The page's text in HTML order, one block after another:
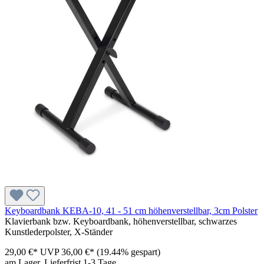
Keyboardbank KEBA-10, 41 - 51 cm höhenverstellbar, 3cm Polster
Klavierbank bzw. Keyboardbank, höhenverstellbar, schwarzes
Kunstlederpolster, X-Ständer
29,00 €* UVP36,00 €* (19.44% gespart)